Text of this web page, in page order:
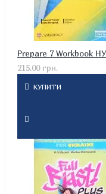
Prepare 7 Workbook
215.00 грн.
КУПИТИ